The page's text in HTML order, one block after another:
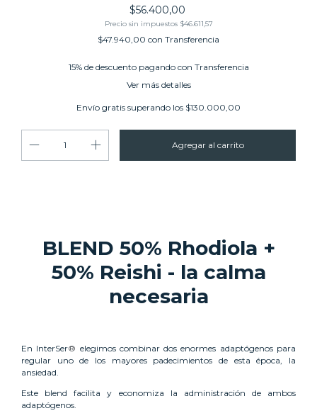
$56.400,00
Precio sin impuestos $46.611,57
$47.940,00 con Transferencia
15% de descuentopagando con Transferencia
Ver más detalles
Envío gratis superando los $130.000,00
BLEND 50% Rhodiola +
50% Reishi - la calma
necesaria
En InterSer® elegimos combinar dos enormes adaptógenos para
regular uno de los mayores padecimientos de esta época, la
ansiedad.
Este blend facilita y economiza la administración de ambos
adaptógenos.